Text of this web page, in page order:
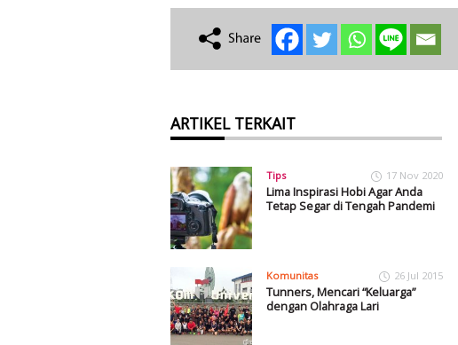
ARTIKEL TERKAIT
Tips 17 Nov 2020
Lima Inspirasi Hobi Agar Anda
Tetap Segar di Tengah Pandemi
Komunitas 26 Jul 2015
Tunners, Mencari “Keluarga”
dengan Olahraga Lari